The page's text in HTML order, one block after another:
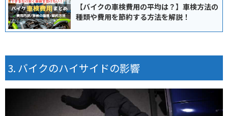
【バイクの車検費用の平均は？】車検方法の
種類や費用を節約する方法を解説！
バイクのハイサイドの影響